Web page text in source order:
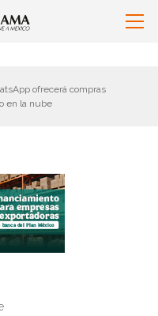
ofrecerá compras
en la nube